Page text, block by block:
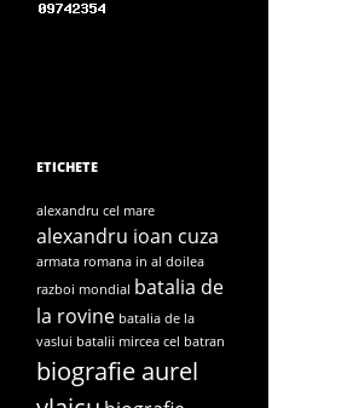
ETICHETE
alexandru cel mare
alexandru ioan cuza
armata romana in al doilea
razboi mondial batalia de
la rovine batalia de la
vaslui batalii mircea cel batran
biografie aurel